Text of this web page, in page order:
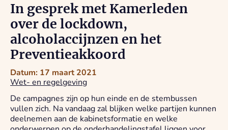
In gesprek met Kamerleden
over de lockdown,
alcoholaccijnzen en het
Preventieakkoord
Datum: 17 maart 2021
Wet- en regelgeving
De campagnes zijn op hun einde en de stembussen
vullen zich. Na vandaag zal blijken welke partijen kunnen
deelnemen aan de kabinetsformatie en welke